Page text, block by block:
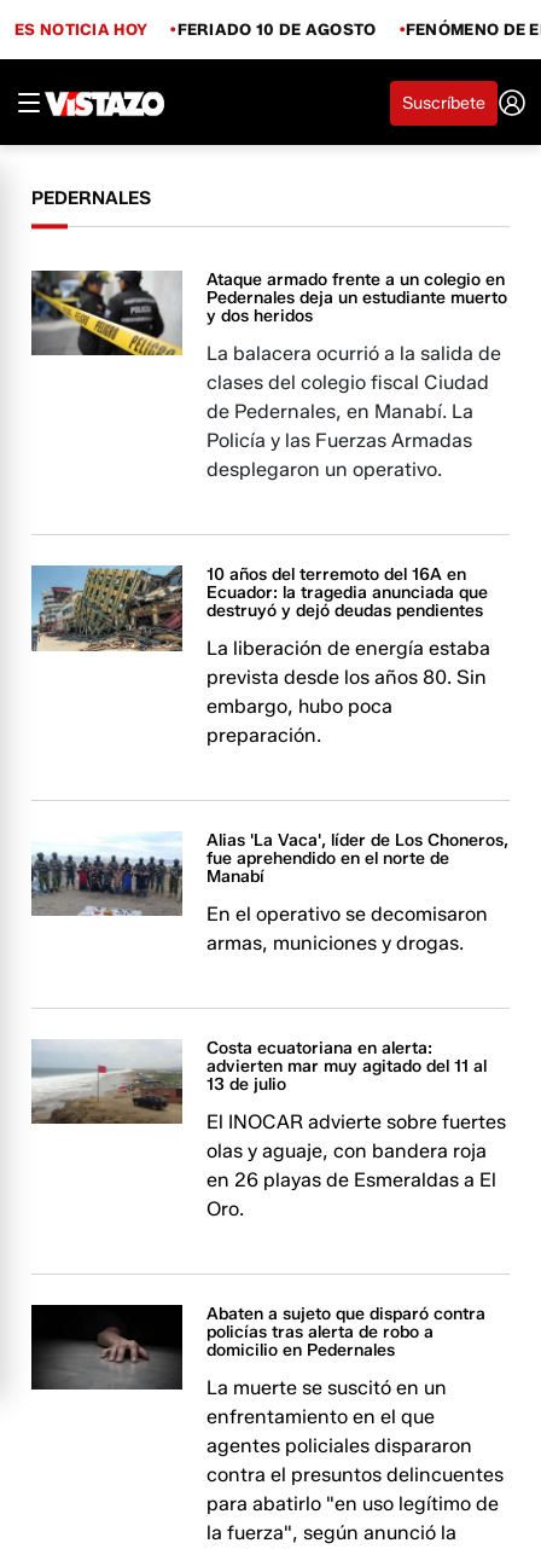
ES NOTICIA HOY FERIADO 10 DE AGOSTO FENÓMENO DE
Suscríbete
PEDERNALES
Ataque armado frente a un colegio en
Pedernales deja un estudiante muerto
y dos heridos
La balacera ocurrió a la salida de
clases del colegio fiscal Ciudad
de Pedernales, en Manabí. La
Policía y las Fuerzas Armadas
desplegaron un operativo.
10 años del terremoto del 16A en
Ecuador: la tragedia anunciada que
destruyó y dejó deudas pendientes
La liberación de energía estaba
prevista desde los años 80. Sin
embargo, hubo poca
preparación.
Alias 'La Vaca', líder de Los Choneros,
fue aprehendido en el norte de
Manabí
En el operativo se decomisaron
armas, municiones y drogas.
Costa ecuatoriana en alerta:
advierten mar muy agitado del 11 al
13 de julio
El INOCAR advierte sobre fuertes
olas y aguaje, con bandera roja
en 26 playas de Esmeraldas a El
Oro.
Abaten a sujeto que disparó contra
policías tras alerta de robo a
domicilio en Pedernales
La muerte se suscitó en un
enfrentamiento en el que
agentes policiales dispararon
contra el presuntos delincuentes
para abatirlo "en uso legítimo de
la fuerza", según anunció la